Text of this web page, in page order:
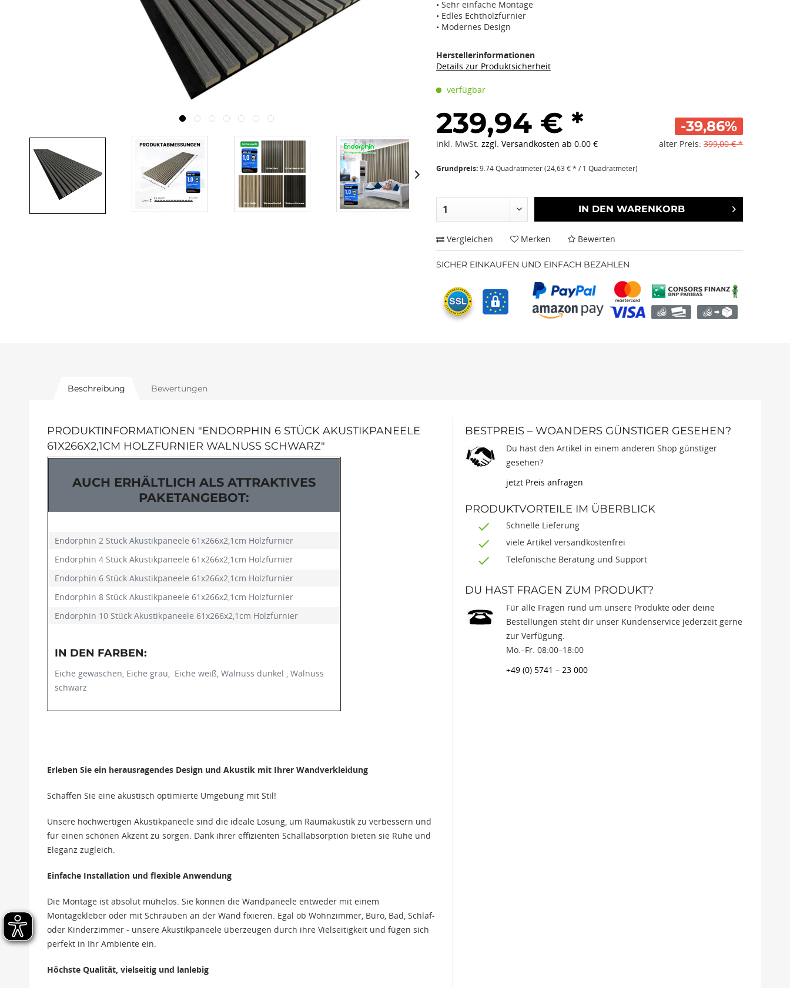
• Sehr einfache Montage
• Edles Echtholzfurnier
• Modernes Design
Herstellerinformationen
Details zur Produktsicherheit
verfügbar
239,94 € *
inkl. MwSt. zzgl. Versandkosten ab 0.00 €
-39,86%
alter Preis: 399,00 € *
Grundpreis:9.74 Quadratmeter (24,63 € * / 1 Quadratmeter)
IN DEN WARENKORB
Vergleichen Merken Bewerten
SICHER EINKAUFEN UND EINFACH BEZAHLEN
Beschreibung Bewertungen
PRODUKTINFORMATIONEN "ENDORPHIN 6 STÜCK AKUSTIKPANEELE
61X266X2,1CM HOLZFURNIER WALNUSS SCHWARZ"
AUCH ERHÄLTLICH ALS ATTRAKTIVES
PAKETANGEBOT:
Endorphin 2 Stück Akustikpaneele 61x266x2,1cm Holzfurnier
Endorphin 4 Stück Akustikpaneele 61x266x2,1cm Holzfurnier
Endorphin 6 Stück Akustikpaneele 61x266x2,1cm Holzfurnier
Endorphin 8 Stück Akustikpaneele 61x266x2,1cm Holzfurnier
Endorphin 10 Stück Akustikpaneele 61x266x2,1cm Holzfurnier
IN DEN FARBEN:
Eiche gewaschen, Eiche grau, Eiche weiß, Walnuss dunkel , Walnuss
schwarz
Erleben Sie ein herausragendes Design und Akustik mit Ihrer Wandverkleidung
Schaffen Sie eine akustisch optimierte Umgebung mit Stil!
Unsere hochwertigen Akustikpaneele sind die ideale Lösung, um Raumakustik zu verbessern und
für einen schönen Akzent zu sorgen. Dank ihrer effizienten Schallabsorption bieten sie Ruhe und
Eleganz zugleich.
Einfache Installation und flexible Anwendung
Die Montage ist absolut mühelos. Sie können die Wandpaneele entweder mit einem
Montagekleber oder mit Schrauben an der Wand fixieren. Egal ob Wohnzimmer, Büro, Bad, Schlaf-
oder Kinderzimmer - unsere Akustikpaneele überzeugen durch ihre Vielseitigkeit und fügen sich
perfekt in Ihr Ambiente ein.
Höchste Qualität, vielseitig und lanlebig
BESTPREIS – WOANDERS GÜNSTIGER GESEHEN?
Du hast den Artikel in einem anderen Shop günstiger
gesehen?
jetzt Preis anfragen
PRODUKTVORTEILE IM ÜBERBLICK
Schnelle Lieferung
viele Artikel versandkostenfrei
Telefonische Beratung und Support
DU HAST FRAGEN ZUM PRODUKT?
Für alle Fragen rund um unsere Produkte oder deine
Bestellungen steht dir unser Kundenservice jederzeit gerne
zur Verfügung.
Mo.–Fr. 08:00–18:00
+49 (0) 5741 – 23 000